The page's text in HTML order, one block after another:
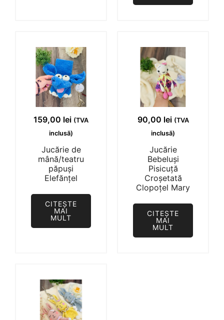
159,00 lei (TVA
inclusă)
Jucărie de
mână/teatru
păpuși
Elefănțel
CITEȘTE
MAI
MULT
90,00 lei (TVA
inclusă)
Jucărie
Bebeluși
Pisicuță
Croșetată
Clopoțel Mary
CITEȘTE
MAI
MULT